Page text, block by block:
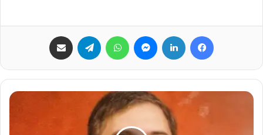
فيسبوك لينكدإن ماسنجر واتساب تيلقرام